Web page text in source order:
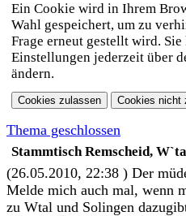
Ein Cookie wird in Ihrem
Wahl gespeichert, um zu
Frage erneut gestellt wird.
Einstellungen jederzeit über
ändern.
Thema geschlossen
Stammtisch Remscheid,
(26.05.2010, 22:38 ) Der
Melde mich auch mal, wenn
zu Wtal und Solingen